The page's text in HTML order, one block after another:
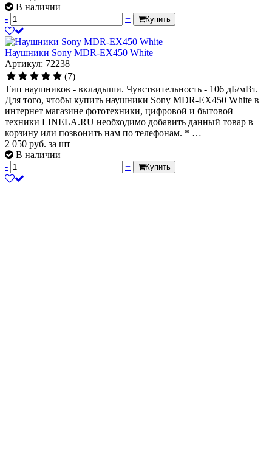
В наличии
-
+ Купить
Наушники Sony MDR-EX450 White
Артикул: 72238
(7)
Тип наушников - вкладыши. Чувствительность - 106 дБ/мВт.
Для того, чтобы купить наушники Sony MDR-EX450 White в
интернет магазине фототехники, цифровой и бытовой
техники LINELA.RU необходимо добавить данный товар в
корзину или позвонить нам по телефонам. * …
2 050 руб. за шт
В наличии
-
+ Купить